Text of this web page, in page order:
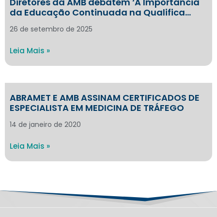
da Educação Continuada na Qualifica…
26 de setembro de 2025
Leia Mais »
ABRAMET E AMB ASSINAM CERTIFICADOS DE
ESPECIALISTA EM MEDICINA DE TRÁFEGO
14 de janeiro de 2020
Leia Mais »